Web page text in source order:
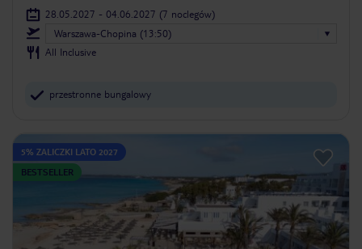
28.05.2027 - 04.06.2027 (7 noclegów)
Warszawa-Chopina (13:50)
All Inclusive
przestronne bungalowy
5% ZALICZKI LATO 2027
BESTSELLER